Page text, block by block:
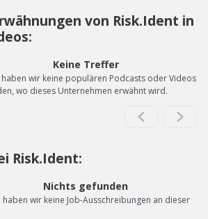
von Risk.Ident in
Keine Treffer
haben wir keine populären Podcasts oder Videos
wo dieses Unternehmen erwähnt wird.
Risk.Ident:
Nichts gefunden
haben wir keine Job-Ausschreibungen an dieser